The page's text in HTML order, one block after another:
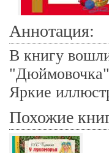
Аннотация:
В книгу
Яркие
Похожие